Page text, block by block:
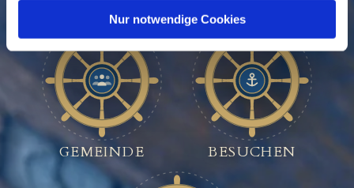
Nur notwendige Cookies
GEMEINDE BESUCHEN